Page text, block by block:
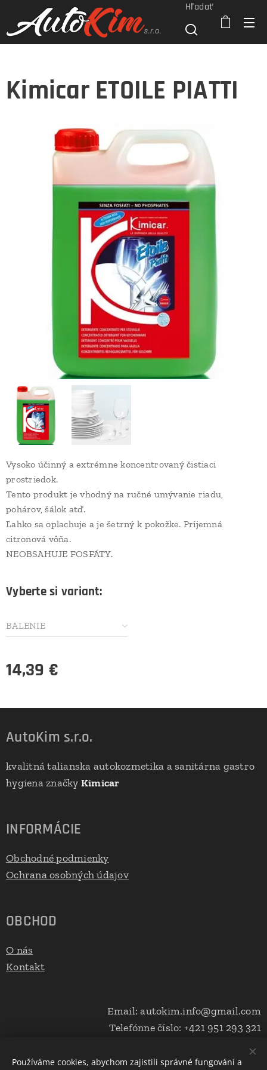
Hľadať
Kimicar ETOILE PIATTI
Vysoko účinný a extrémne koncentrovaný čistiaci
prostriedok.
Tento produkt je vhodný na ručné umývanie riadu,
pohárov, šálok atď.
Ľahko sa oplachuje a je šetrný k pokožke. Príjemná
citronová vôňa.
NEOBSAHUJE FOSFÁTY.
Vyberte si variant:
BALENIE
14,39 €
AutoKim s.r.o.
kvalitná talianska autokozmetika a sanitárna gastro
hygiena značky Kimicar
INFORMÁCIE
Obchodné podmienky
Ochrana osobných údajov
OBCHOD
O nás
Kontakt
Email: autokim.info@gmail.com
Telefónne číslo: +421 951 293 321
Používáme cookies, abychom zajistili správné fungování a